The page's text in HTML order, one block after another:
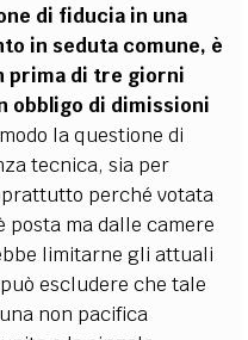
di fiducia in una
in seduta comune, è
prima di tre giorni
obbligo di dimissioni
la questione di
tecnica, sia per
perché votata
posta ma dalle camere
limitarne gli attuali
escludere che tale
non pacifica